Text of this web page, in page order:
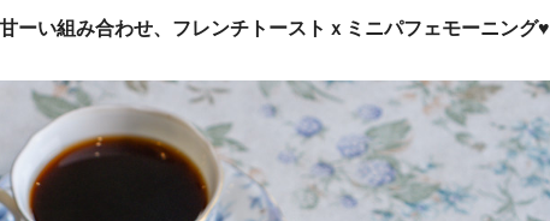
ーい組み合わせ、フレンチトーストｘミニパフェモーニング♥